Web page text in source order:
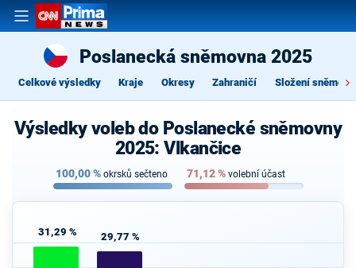
Poslanecká sněmovna 2025
Celkové výsledky Kraje Okresy Zahraničí Složení
Výsledky voleb do Poslanecké sněmovny
2025: Vlkančice
100,00% okrsků sečteno 71,12% volební účast
31,29 % 29,77 %